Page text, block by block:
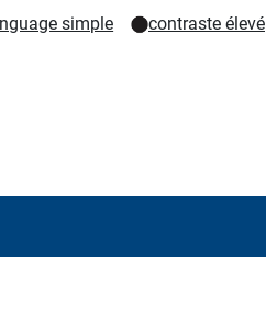
simple contraste élevé